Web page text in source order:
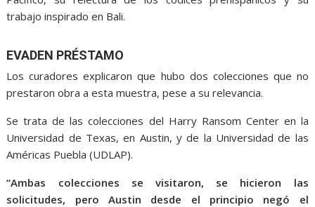
trabajo inspirado en Bali.
EVADEN PRÉSTAMO
Los curadores explicaron que hubo dos colecciones que no
prestaron obra a esta muestra, pese a su relevancia.
Se trata de las colecciones del Harry Ransom Center en la
Universidad de Texas, en Austin, y de la Universidad de las
Américas Puebla (UDLAP).
“Ambas colecciones se visitaron, se hicieron las
solicitudes, pero Austin desde el principio negó el